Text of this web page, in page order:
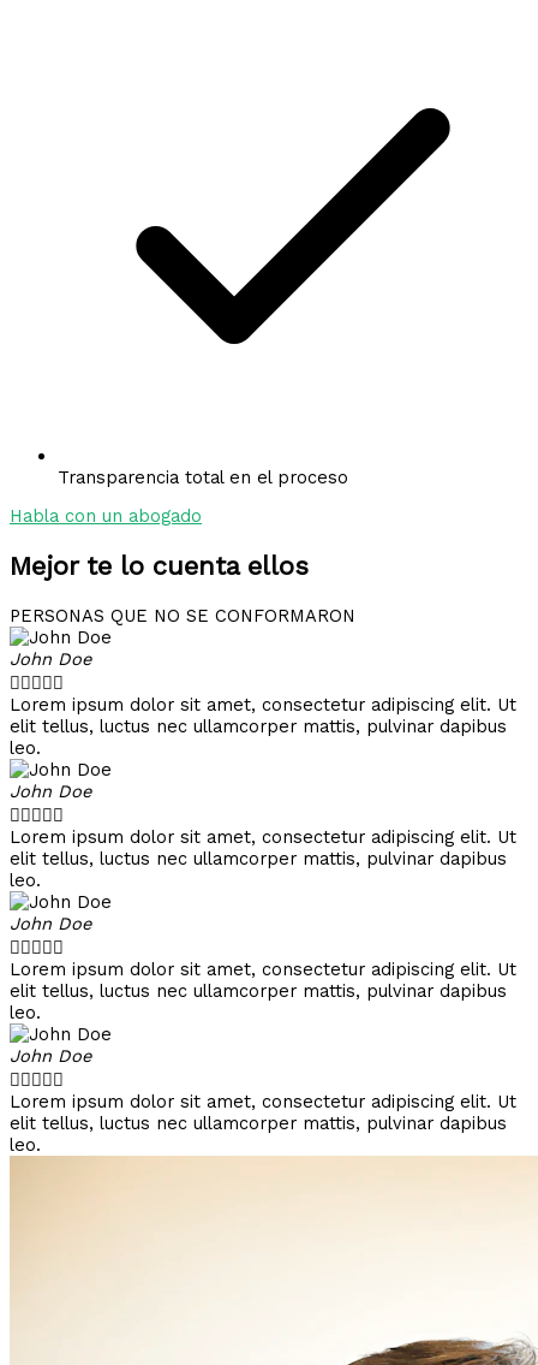
Transparencia total en el proceso
Habla con un abogado
Mejor te lo cuenta ellos
PERSONAS QUE NO SE CONFORMARON
John Doe

Lorem ipsum dolor sit amet, consectetur adipiscing elit. Ut
elit tellus, luctus nec ullamcorper mattis, pulvinar dapibus
leo.
John Doe

Lorem ipsum dolor sit amet, consectetur adipiscing elit. Ut
elit tellus, luctus nec ullamcorper mattis, pulvinar dapibus
leo.
John Doe

Lorem ipsum dolor sit amet, consectetur adipiscing elit. Ut
elit tellus, luctus nec ullamcorper mattis, pulvinar dapibus
leo.
John Doe

Lorem ipsum dolor sit amet, consectetur adipiscing elit. Ut
elit tellus, luctus nec ullamcorper mattis, pulvinar dapibus
leo.